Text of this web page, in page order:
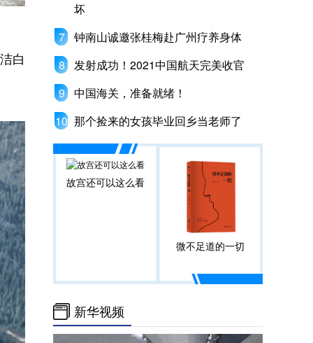
白
坏
钟南山诚邀张桂梅赴广州疗养身体
发射成功！2021中国航天完美收官
中国海关，准备就绪！
那个捡来的女孩毕业回乡当老师了
故宫还可以这么看
微不足道的一切
新华视频